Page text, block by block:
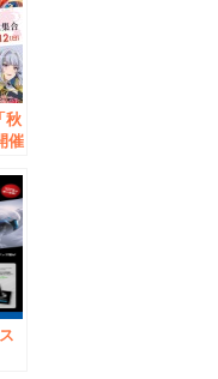
秋
催
ー
☆